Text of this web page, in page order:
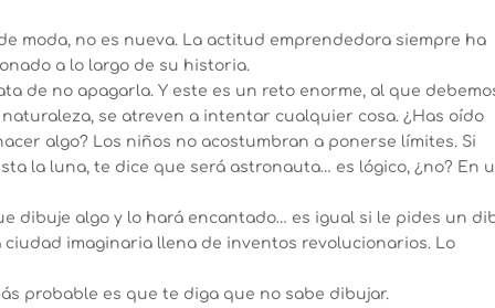
moda, no es nueva. La actitud emprendedora siempre ha
a lo largo de su historia.
de no apagarla. Y este es un reto enorme, al que
se atreven a intentar cualquier cosa. ¿Has oído
algo? Los niños no acostumbran a ponerse límites. Si
la luna, te dice que será astronauta… es lógico, ¿no? En
dibuje algo y lo hará encantado… es igual si le pides un
imaginaria llena de inventos revolucionarios. Lo
probable es que te diga que no sabe dibujar.